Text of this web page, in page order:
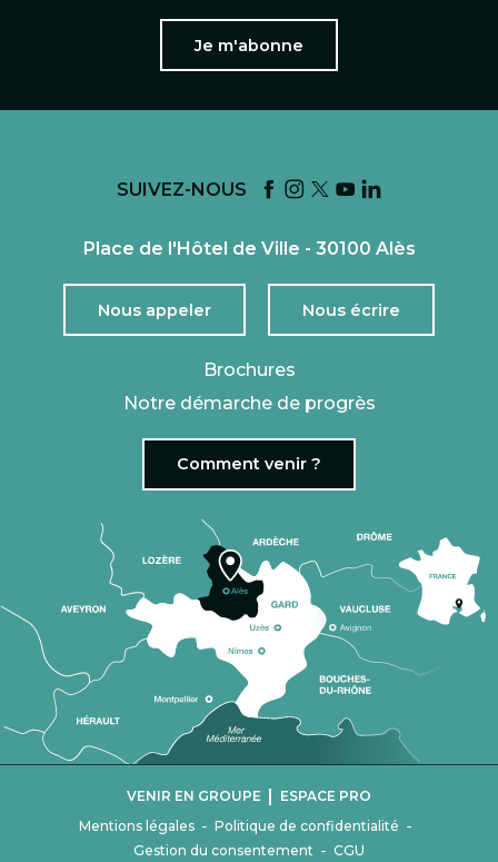
Je m'abonne
SUIVEZ-NOUS
Place de l'Hôtel de Ville - 30100 Alès
Nous appeler Nous écrire
Brochures
Notre démarche de progrès
Comment venir ?
Mentions légales - Politique de confidentialité -
Gestion du consentement - CGU
VENIR EN GROUPE | ESPACE PRO